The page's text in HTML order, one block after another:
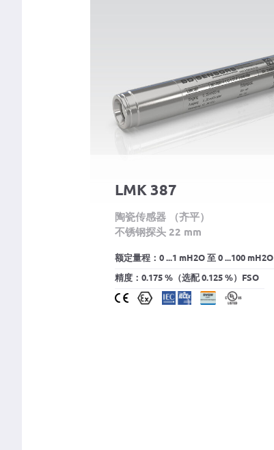
LMK 387
陶瓷传感器 （齐平）
不锈钢探头 22 mm
额定量程：0 ...1 mH2O 至 0 ...100 mH2O
精度：0.175 %（选配 0.125 %）FSO